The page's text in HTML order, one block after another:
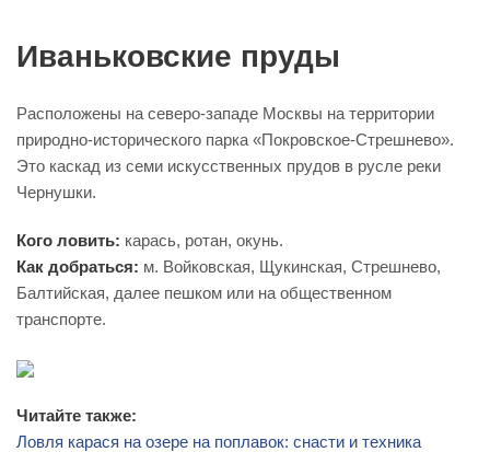
Иваньковские пруды
Расположены на северо-западе Москвы на территории
природно-исторического парка «Покровское-Стрешнево».
Это каскад из семи искусственных прудов в русле реки
Чернушки.
Кого ловить: карась, ротан, окунь.
Как добраться: м. Войковская, Щукинская, Стрешнево,
Балтийская, далее пешком или на общественном
транспорте.
Читайте также:
Ловля карася на озере на поплавок: снасти и техника